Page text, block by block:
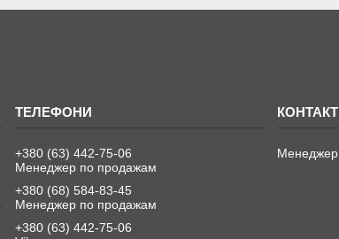
+380 (63) 442-75-06
Менеджер по продажам
+380 (68) 584-83-45
Менеджер по продажам
+380 (63) 442-75-06
Менеджер